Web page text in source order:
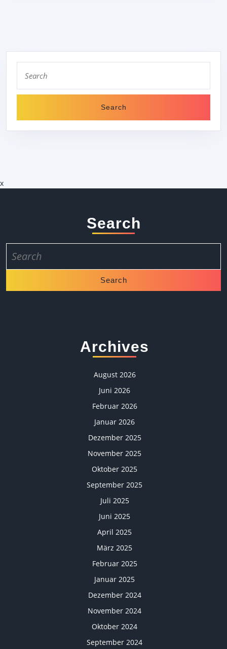
for:
x
Search
for:
Archives
August 2026
Juni 2026
Februar 2026
Januar 2026
Dezember 2025
November 2025
Oktober 2025
September 2025
Juli 2025
Juni 2025
April 2025
März 2025
Februar 2025
Januar 2025
Dezember 2024
November 2024
Oktober 2024
September 2024